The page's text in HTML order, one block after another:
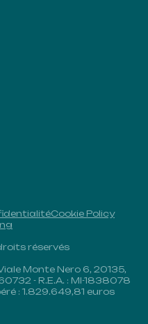
Cookie Policy
réservés
Monte Nero 6, 20135,
- R.E.A. : MI-1838078
: 1.829.649,81 euros